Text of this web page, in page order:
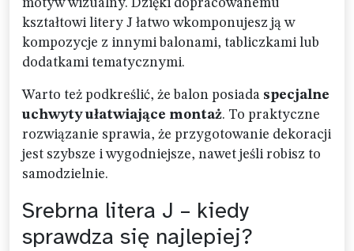
motyw wizualny. Dzięki dopracowanemu
kształtowi litery J łatwo wkomponujesz ją w
kompozycje z innymi balonami, tabliczkami lub
dodatkami tematycznymi.
Warto też podkreślić, że balon posiada specjalne
uchwyty ułatwiające montaż. To praktyczne
rozwiązanie sprawia, że przygotowanie dekoracji
jest szybsze i wygodniejsze, nawet jeśli robisz to
samodzielnie.
Srebrna litera J – kiedy
sprawdza się najlepiej?